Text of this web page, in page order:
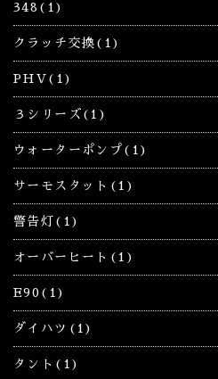
348(1)
クラッチ交換(1)
PHV(1)
３シリーズ(1)
ウォーターポンプ(1)
サーモスタット(1)
警告灯(1)
オーバーヒート(1)
E90(1)
ダイハツ(1)
タント(1)